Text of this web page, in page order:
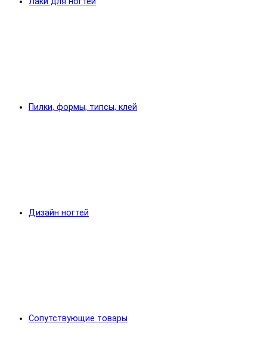
Пилки, формы, типсы, клей
Дизайн ногтей
Сопутствующие товары